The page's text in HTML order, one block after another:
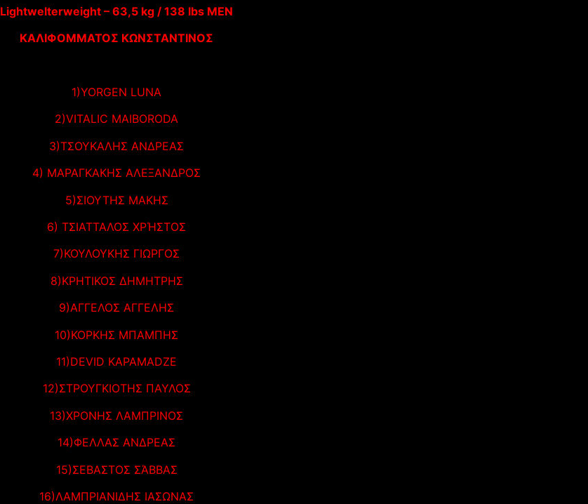
Lightwelterweight – 63,5 kg / 138 lbs MEN
KAΛΙΦΟΜΜΑΤΟΣ ΚΩΝΣΤΑΝΤΙΝΟΣ
1)YORGEN LUNA
2)VITALΙC MAIBORODA
3)ΤΣΟΥΚΑΛΗΣ ΑΝΔΡΕΑΣ
4) ΜΑΡΑΓΚΑΚΗΣ ΑΛΕΞΑΝΔΡΟΣ
5)ΣΙΟΥΤΗΣ ΜΑΚΗΣ
6) ΤΣΙΑΤΤΑΛΟΣ ΧΡΉΣΤΟΣ
7)ΚΟΥΛΟΥΚΗΣ ΓΙΩΡΓΟΣ
8)ΚΡΗΤΙΚΟΣ ΔΗΜΗΤΡΗΣ
9)ΑΓΓΕΛΟΣ ΑΓΓΕΛΗΣ
10)ΚΟΡΚΗΣ ΜΠΑΜΠΗΣ
11)DEVID KAPAMADZE
12)ΣΤΡΟΥΓΚΙΟΤΗΣ ΠΑΥΛΟΣ
13)ΧΡΟΝΗΣ ΛΑΜΠΡΙΝΟΣ
14)ΦΕΛΛΑΣ ΑΝΔΡΕΑΣ
15)ΣΕΒΑΣΤΟΣ ΣΆΒΒΑΣ
16)ΛΑΜΠΡΙΑΝΙΔΗΣ ΙΑΣΩΝΑΣ